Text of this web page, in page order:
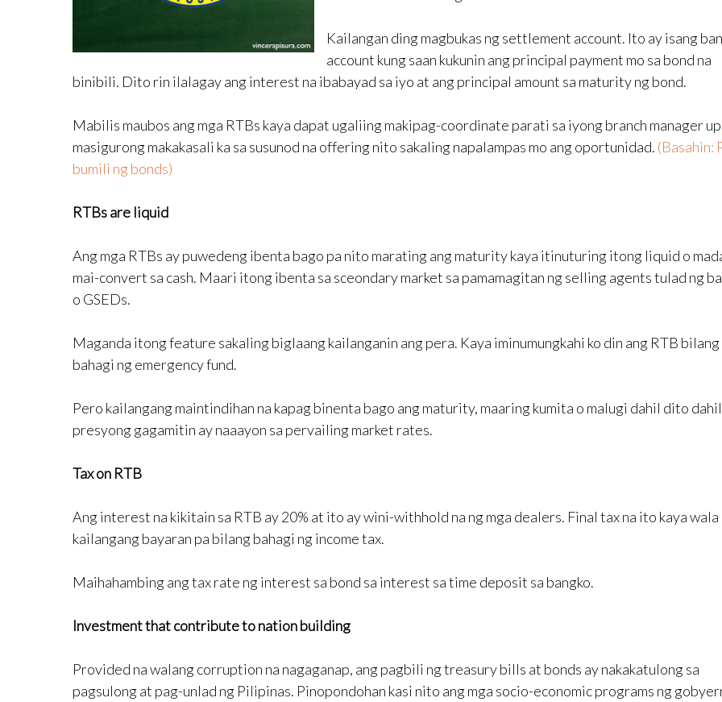
Kailangan ding magbukas ng settlement account. Ito ay isang
account kung saan kukunin ang principal payment mo sa bond na
binibili. Dito rin ilalagay ang interest na ibabayad sa iyo at ang principal amount sa maturity ng bond.
Mabilis maubos ang mga RTBs kaya dapat ugaliing makipag-coordinate parati sa iyong branch manager
masigurong makakasali ka sa susunod na offering nito sakaling napalampas mo ang oportunidad. (Basahin:
bumili ng bonds)
RTBs are liquid
Ang mga RTBs ay puwedeng ibenta bago pa nito marating ang maturity kaya itinuturing itong liquid o
mai-convert sa cash. Maari itong ibenta sa sceondary market sa pamamagitan ng selling agents tulad ng
o GSEDs.
Maganda itong feature sakaling biglaang kailanganin ang pera. Kaya iminumungkahi ko din ang RTB bilang
bahagi ng emergency fund.
Pero kailangang maintindihan na kapag binenta bago ang maturity, maaring kumita o malugi dahil dito
presyong gagamitin ay naaayon sa pervailing market rates.
Tax on RTB
Ang interest na kikitain sa RTB ay 20% at ito ay wini-withhold na ng mga dealers. Final tax na ito kaya wala
kailangang bayaran pa bilang bahagi ng income tax.
Maihahambing ang tax rate ng interest sa bond sa interest sa time deposit sa bangko.
Investment that contribute to nation building
Provided na walang corruption na nagaganap, ang pagbili ng treasury bills at bonds ay nakakatulong sa
pagsulong at pag-unlad ng Pilipinas. Pinopondohan kasi nito ang mga socio-economic programs ng